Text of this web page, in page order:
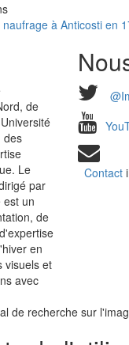
à Anticosti en
de
des
Le
par
est un
de
en
visuels et
avec
Contact
de recherche sur